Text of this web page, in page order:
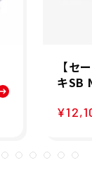
【セ
キSB
ー ス